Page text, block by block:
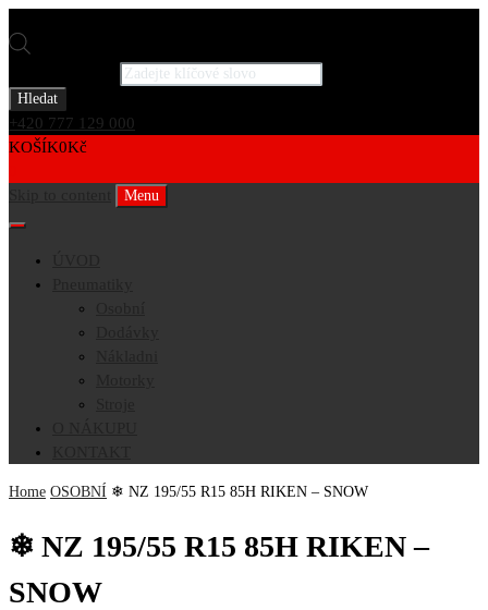
Hledat
+420 777 129 000
KOŠÍK0Kč
Menu
Home OSOBNÍ ❄ NZ 195/55 R15 85H RIKEN – SNOW
❄ NZ 195/55 R15 85H RIKEN –
SNOW